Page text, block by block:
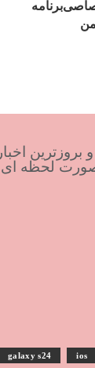
اخبار
لحظه ای
galaxy s24 ios